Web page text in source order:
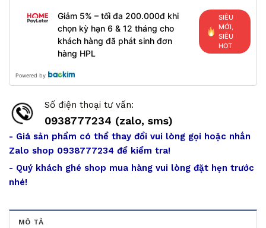
Giảm 5% – tối đa 200.000đ khi
chọn kỳ hạn 6 & 12 tháng cho
khách hàng đã phát sinh đơn
hàng HPL
SIÊU
MỚI,
SIÊU
HOT
Powered by
Số điện thoại tư vấn:
0938777234 (zalo, sms)
- Giá sản phẩm có thể thay đổi vui lòng gọi hoặc nhắn
Zalo shop 0938777234 để kiểm tra!
- Quý khách ghé shop mua hàng vui lòng đặt hẹn trước
nhé!
MÔ TẢ